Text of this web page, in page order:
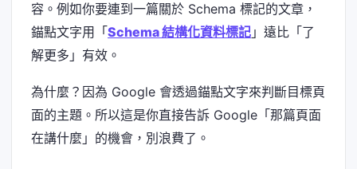
容。例如你要連到一篇關於 Schema 標記的文章，
錨點文字用「 Schema 結構化資料標記 」遠比「了
解更多」有效。
為什麼？因為 Google 會透過錨點文字來判斷目標頁
面的主題。所以這是你直接告訴 Google「那篇頁面
在講什麼」的機會，別浪費了。